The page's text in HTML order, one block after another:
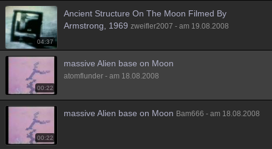
Spiritualität Verschwörungen Technologie Ufologie
Natur Umfragen
weitere Rubriken
Philosophie Träume Orte Esoterik
Astronomie Helpdesk Gruppen Gaming Filme
Musik
Übersichten
04:37
Ancient Structure On The Moon Filmed By
Armstrong, 1969 zweifler2007 - am 19.08.2008
00:22
massive Alien base on Moon
atomflunder - am 18.08.2008
00:22
massive Alien base on Moon Bam666 - am 18.08.2008